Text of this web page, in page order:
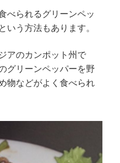
べられるグリーンペッ
いう方法もあります。
アのカンポット州で
グリーンペッパーを野
物などがよく食べられ